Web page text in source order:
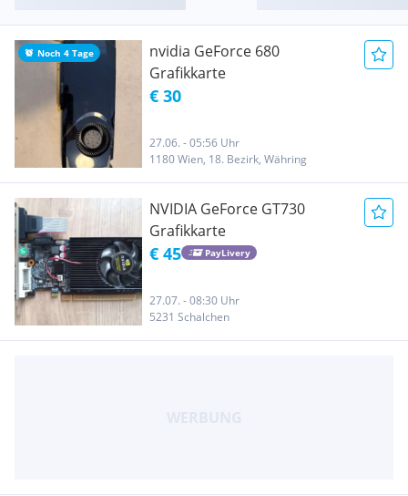
Noch 4 Tage
nvidia GeForce 680
Grafikkarte
€ 30
27.06. - 05:56 Uhr
1180 Wien, 18. Bezirk, Währing
NVIDIA GeForce GT730
Grafikkarte
€ 45 PayLivery
27.07. - 08:30 Uhr
5231 Schalchen